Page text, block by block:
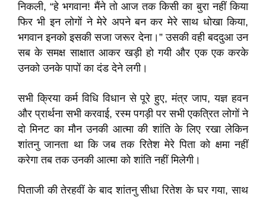
निकली, “हे भगवान! मैंने तो आज तक किसी का बुरा नहीं किया
फिर भी इन लोगों ने मेरे अपने बन कर मेरे साथ धोखा किया,
भगवान इनको इसकी सजा जरूर देना।” उसकी वही बददुआ उन
सब के समक्ष साक्षात आकर खड़ी हो गयी और एक एक करके
उनको उनके पापों का दंड देने लगी।
सभी क्रिया कर्म विधि विधान से पूरे हुए, मंत्र जाप, यज्ञ हवन
और प्रार्थना सभी करवाई, रस्म पगड़ी पर सभी एकत्रित लोगों ने
दो मिनट का मौन उनकी आत्मा की शांति के लिए रखा लेकिन
शांतनु जानता था कि जब तक रितेश मेरे पिता को क्षमा नहीं
करेगा तब तक उनकी आत्मा को शांति नहीं मिलेगी।
पिताजी की तेरहवीं के बाद शांतनु सीधा रितेश के घर गया, साथ